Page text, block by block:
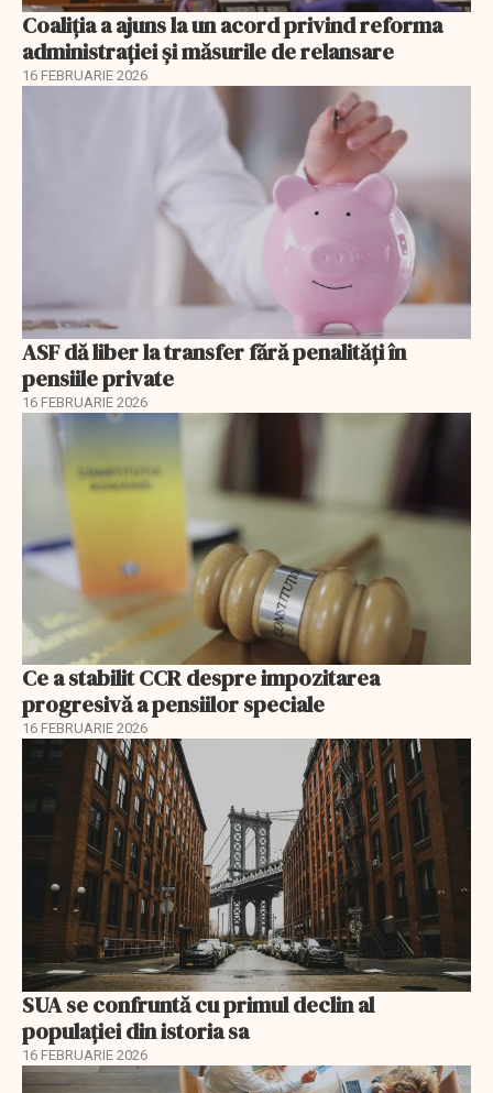
Coaliția a ajuns la un acord privind reforma
administrației și măsurile de relansare
16 FEBRUARIE 2026
ASF dă liber la transfer fără penalități în
pensiile private
16 FEBRUARIE 2026
Ce a stabilit CCR despre impozitarea
progresivă a pensiilor speciale
16 FEBRUARIE 2026
SUA se confruntă cu primul declin al
populației din istoria sa
16 FEBRUARIE 2026